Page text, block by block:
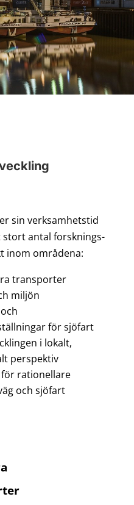
sin verksamhetstid
antal forsknings-
inom områdena:
transporter
miljön
för sjöfart
i lokalt,
perspektiv
för rationellare
och sjöfart